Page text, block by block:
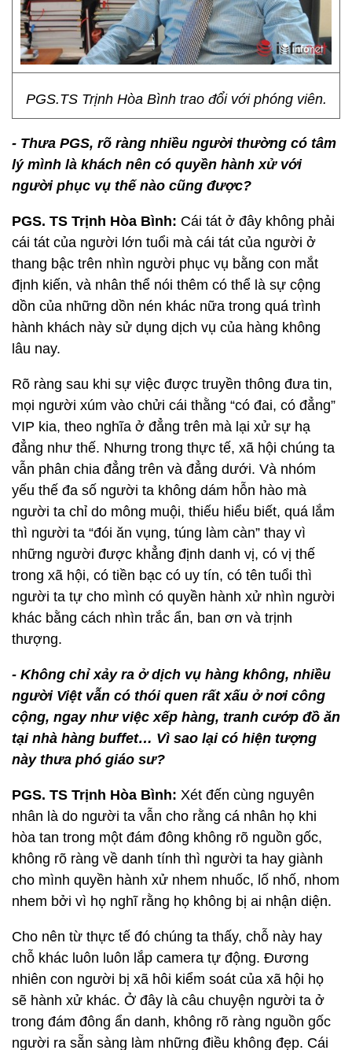
PGS.TS Trịnh Hòa Bình trao đổi với phóng viên.
- Thưa PGS, rõ ràng nhiều người thường có tâm
lý mình là khách nên có quyền hành xử với
người phục vụ thế nào cũng được?
PGS. TS Trịnh Hòa Bình: Cái tát ở đây không phải
cái tát của người lớn tuổi mà cái tát của người ở
thang bậc trên nhìn người phục vụ bằng con mắt
định kiến, và nhân thể nói thêm có thể là sự cộng
dồn của những dồn nén khác nữa trong quá trình
hành khách này sử dụng dịch vụ của hàng không
lâu nay.
Rõ ràng sau khi sự việc được truyền thông đưa tin,
mọi người xúm vào chửi cái thằng “có đai, có đẳng”
VIP kia, theo nghĩa ở đẳng trên mà lại xử sự hạ
đẳng như thế. Nhưng trong thực tế, xã hội chúng ta
vẫn phân chia đẳng trên và đẳng dưới. Và nhóm
yếu thế đa số người ta không dám hỗn hào mà
người ta chỉ do mông muội, thiếu hiểu biết, quá lắm
thì người ta “đói ăn vụng, túng làm càn” thay vì
những người được khẳng định danh vị, có vị thế
trong xã hội, có tiền bạc có uy tín, có tên tuổi thì
người ta tự cho mình có quyền hành xử nhìn người
khác bằng cách nhìn trắc ẩn, ban ơn và trịnh
thượng.
- Không chỉ xảy ra ở dịch vụ hàng không, nhiều
người Việt vẫn có thói quen rất xấu ở nơi công
cộng, ngay như việc xếp hàng, tranh cướp đồ ăn
tại nhà hàng buffet… Vì sao lại có hiện tượng
này thưa phó giáo sư?
PGS. TS Trịnh Hòa Bình: Xét đến cùng nguyên
nhân là do người ta vẫn cho rằng cá nhân họ khi
hòa tan trong một đám đông không rõ nguồn gốc,
không rõ ràng về danh tính thì người ta hay giành
cho mình quyền hành xử nhem nhuốc, lố nhố, nhom
nhem bởi vì họ nghĩ rằng họ không bị ai nhận diện.
Cho nên từ thực tế đó chúng ta thấy, chỗ này hay
chỗ khác luôn luôn lắp camera tự động. Đương
nhiên con người bị xã hôi kiểm soát của xã hội họ
sẽ hành xử khác. Ở đây là câu chuyện người ta ở
trong đám đông ẩn danh, không rõ ràng nguồn gốc
người ra sẵn sàng làm những điều không đẹp. Cái